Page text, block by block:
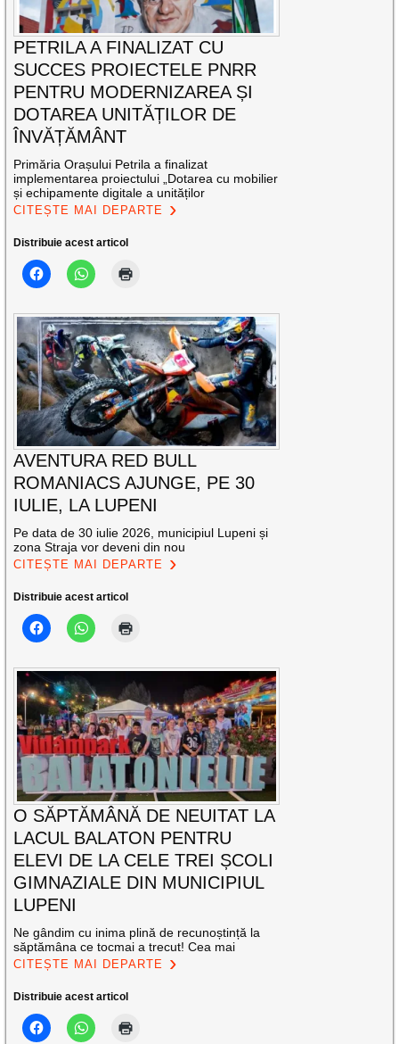
PETRILA A FINALIZAT CU
SUCCES PROIECTELE PNRR
PENTRU MODERNIZAREA ȘI
DOTAREA UNITĂȚILOR DE
ÎNVĂȚĂMÂNT
Primăria Orașului Petrila a finalizat
implementarea proiectului „Dotarea cu mobilier
și echipamente digitale a unităților
CITEȘTE MAI DEPARTE
Distribuie acest articol
AVENTURA RED BULL
ROMANIACS AJUNGE, PE 30
IULIE, LA LUPENI
Pe data de 30 iulie 2026, municipiul Lupeni și
zona Straja vor deveni din nou
CITEȘTE MAI DEPARTE
Distribuie acest articol
O SĂPTĂMÂNĂ DE NEUITAT LA
LACUL BALATON PENTRU
ELEVI DE LA CELE TREI ȘCOLI
GIMNAZIALE DIN MUNICIPIUL
LUPENI
Ne gândim cu inima plină de recunoștință la
săptămâna ce tocmai a trecut! Cea mai
CITEȘTE MAI DEPARTE
Distribuie acest articol